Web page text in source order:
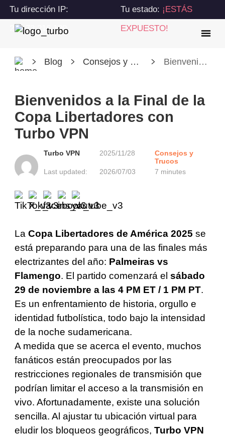
Tu dirección IP:
216.73.216.109
Tu estado: ¡ESTÁS
EXPUESTO!
Blog Consejos y Trucos Bienvenidos a la Final de la Copa Libertadores con Turbo VPN
Bienvenidos a la Final de la
Copa Libertadores con
Turbo VPN
Turbo VPN 2025/11/28
Consejos y
Trucos
Last updated:
2026/07/03 7 minutes
La Copa Libertadores de América 2025 se
está preparando para una de las finales más
electrizantes del año: Palmeiras vs
Flamengo. El partido comenzará el sábado
29 de noviembre a las 4 PM ET / 1 PM PT.
Es un enfrentamiento de historia, orgullo e
identidad futbolística, todo bajo la intensidad
de la noche sudamericana.
A medida que se acerca el evento, muchos
fanáticos están preocupados por las
restricciones regionales de transmisión que
podrían limitar el acceso a la transmisión en
vivo. Afortunadamente, existe una solución
sencilla. Al ajustar tu ubicación virtual para
eludir los bloqueos geográficos, Turbo VPN